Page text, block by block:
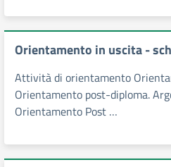
Orientamento in uscita -
Attività di orientamento
Orientamento post-diploma.
Orientamento Post …